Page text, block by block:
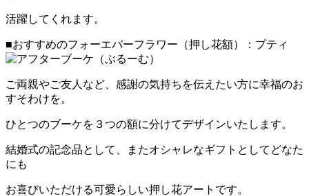
活躍してくれます。
■おすすめのフォーエバーフラワー（押し花額）：プティ
ご両親やご友人など、感謝の気持ちを伝えたい方に幸福のお
すそわけを。
ひとつのブーケを３つの額に分けてデザインいたします。
結婚式の記念品として、またオシャレなギフトとしてどなた
にも
お喜びいただける可愛らしい押し花アートです。